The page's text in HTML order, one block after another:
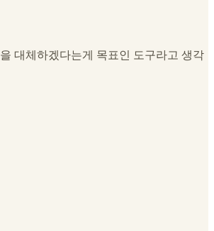
대체하겠다는게 목표인 도구라고 생각